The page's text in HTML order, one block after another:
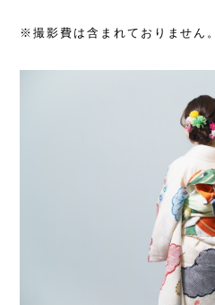
※撮影費は含まれておりません。